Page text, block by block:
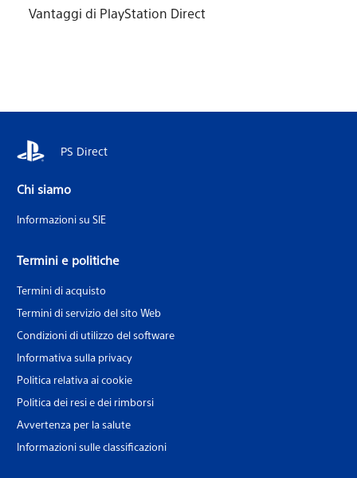
Vantaggi di PlayStation Direct
PS Direct
Chi siamo
Informazioni su SIE
Termini e politiche
Termini di acquisto
Termini di servizio del sito Web
Condizioni di utilizzo del software
Informativa sulla privacy
Politica relativa ai cookie
Politica dei resi e dei rimborsi
Avvertenza per la salute
Informazioni sulle classificazioni